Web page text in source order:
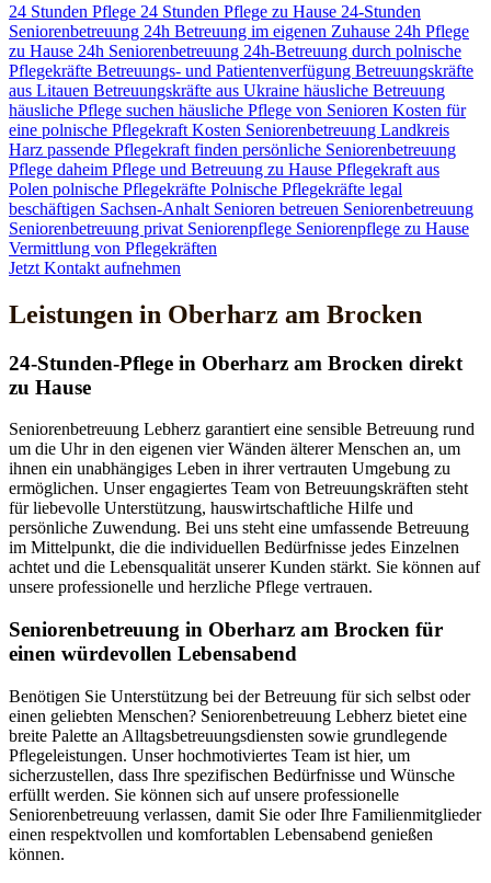
24 Stunden Pflege 24 Stunden Pflege zu Hause 24-Stunden
Seniorenbetreuung 24h Betreuung im eigenen Zuhause 24h Pflege
zu Hause 24h Seniorenbetreuung 24h-Betreuung durch polnische
Pflegekräfte Betreuungs- und Patientenverfügung Betreuungskräfte
aus Litauen Betreuungskräfte aus Ukraine häusliche Betreuung
häusliche Pflege suchen häusliche Pflege von Senioren Kosten für
eine polnische Pflegekraft Kosten Seniorenbetreuung Landkreis
Harz passende Pflegekraft finden persönliche Seniorenbetreuung
Pflege daheim Pflege und Betreuung zu Hause Pflegekraft aus
Polen polnische Pflegekräfte Polnische Pflegekräfte legal
beschäftigen Sachsen-Anhalt Senioren betreuen Seniorenbetreuung
Seniorenbetreuung privat Seniorenpflege Seniorenpflege zu Hause
Vermittlung von Pflegekräften
Jetzt Kontakt aufnehmen
Leistungen in Oberharz am Brocken
24-Stunden-Pflege in Oberharz am Brocken direkt
zu Hause
Seniorenbetreuung Lebherz garantiert eine sensible Betreuung rund
um die Uhr in den eigenen vier Wänden älterer Menschen an, um
ihnen ein unabhängiges Leben in ihrer vertrauten Umgebung zu
ermöglichen. Unser engagiertes Team von Betreuungskräften steht
für liebevolle Unterstützung, hauswirtschaftliche Hilfe und
persönliche Zuwendung. Bei uns steht eine umfassende Betreuung
im Mittelpunkt, die die individuellen Bedürfnisse jedes Einzelnen
achtet und die Lebensqualität unserer Kunden stärkt. Sie können auf
unsere professionelle und herzliche Pflege vertrauen.
Senioren­betreuung in Oberharz am Brocken für
einen würdevollen Lebensabend
Benötigen Sie Unterstützung bei der Betreuung für sich selbst oder
einen geliebten Menschen? Seniorenbetreuung Lebherz bietet eine
breite Palette an Alltagsbetreuungsdiensten sowie grundlegende
Pflegeleistungen. Unser hochmotiviertes Team ist hier, um
sicherzustellen, dass Ihre spezifischen Bedürfnisse und Wünsche
erfüllt werden. Sie können sich auf unsere professionelle
Seniorenbetreuung verlassen, damit Sie oder Ihre Familienmitglieder
einen respektvollen und komfortablen Lebensabend genießen
können.